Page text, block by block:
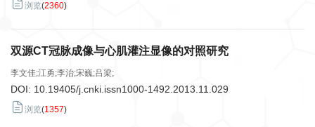
浏览(2360)
双源CT冠脉成像与心肌灌注显像的对照研究
李文佳;江勇;李治;宋巍;吕梁;
DOI: 10.19405/j.cnki.issn1000-1492.2013.11.029
浏览(1357)